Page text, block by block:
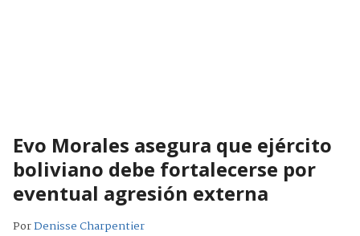
Evo Morales asegura que ejército
boliviano debe fortalecerse por
eventual agresión externa
PorDenisse Charpentier